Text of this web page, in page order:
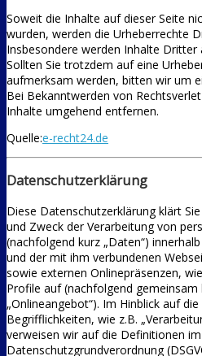
Soweit die Inhalte auf dieser Seite
wurden, werden die Urheberrechte
Insbesondere werden Inhalte Dritter
Sollten Sie trotzdem auf eine
aufmerksam werden, bitten wir um
Bei Bekanntwerden von
Inhalte umgehend entfernen.
Quelle:e-recht24.de
Datenschutzerklärung
Diese Datenschutzerklärung klärt
und Zweck der Verarbeitung von
(nachfolgend kurz „Daten“)
und der mit ihm verbundenen
sowie externen Onlinepräsenzen,
Profile auf (nachfolgend gemeinsam
„Onlineangebot“). Im Hinblick auf
Begrifflichkeiten, wie z.B.
verweisen wir auf die Definitionen
Datenschutzgrundverordnung